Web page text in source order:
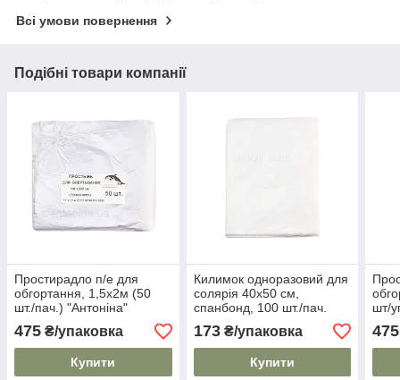
Всі умови повернення
Подібні товари компанії
Простирадло п/е для
обгортання, 1,5х2м (50
шт./пач.) "Антоніна"
475 ₴/упаковка
Купити
Килимок одноразовий для
солярія 40х50 см,
спанбонд, 100 шт./пач.
173₴/упаковка
Купити
шт/
475